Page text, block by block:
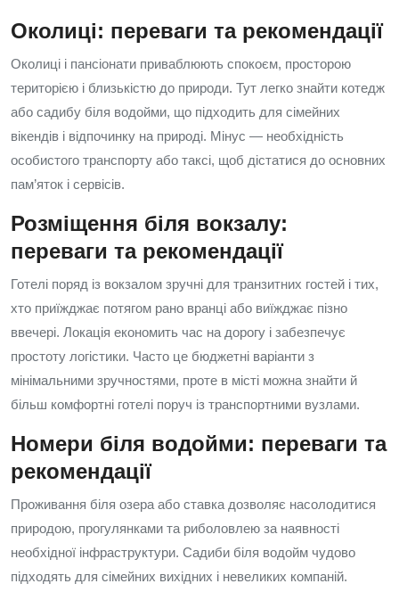
Околиці: переваги та рекомендації
Околиці і пансіонати приваблюють спокоєм, просторою
територією і близькістю до природи. Тут легко знайти котедж
або садибу біля водойми, що підходить для сімейних
вікендів і відпочинку на природі. Мінус — необхідність
особистого транспорту або таксі, щоб дістатися до основних
пам’яток і сервісів.
Розміщення біля вокзалу:
переваги та рекомендації
Готелі поряд із вокзалом зручні для транзитних гостей і тих,
хто приїжджає потягом рано вранці або виїжджає пізно
ввечері. Локація економить час на дорогу і забезпечує
простоту логістики. Часто це бюджетні варіанти з
мінімальними зручностями, проте в місті можна знайти й
більш комфортні готелі поруч із транспортними вузлами.
Номери біля водойми: переваги та
рекомендації
Проживання біля озера або ставка дозволяє насолодитися
природою, прогулянками та риболовлею за наявності
необхідної інфраструктури. Садиби біля водойм чудово
підходять для сімейних вихідних і невеликих компаній.